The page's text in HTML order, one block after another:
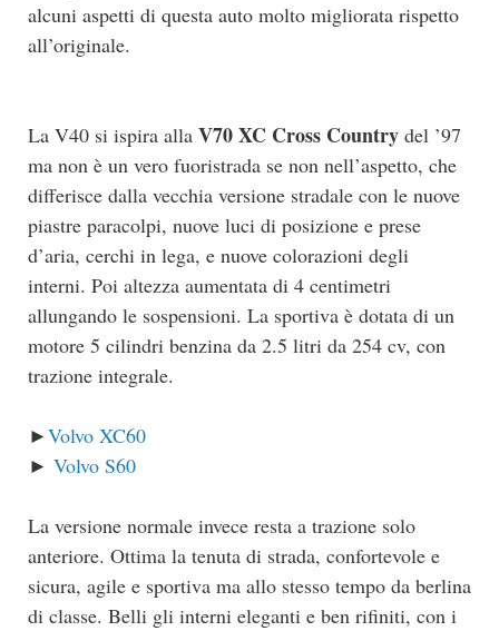
alcuni aspetti di questa auto molto migliorata rispetto
all’originale.
La V40 si ispira alla V70 XC Cross Country del ’97
ma non è un vero fuoristrada se non nell’aspetto, che
differisce dalla vecchia versione stradale con le nuove
piastre paracolpi, nuove luci di posizione e prese
d’aria, cerchi in lega, e nuove colorazioni degli
interni. Poi altezza aumentata di 4 centimetri
allungando le sospensioni. La sportiva è dotata di un
motore 5 cilindri benzina da 2.5 litri da 254 cv, con
trazione integrale.
►Volvo XC60
► Volvo S60
La versione normale invece resta a trazione solo
anteriore. Ottima la tenuta di strada, confortevole e
sicura, agile e sportiva ma allo stesso tempo da berlina
di classe. Belli gli interni eleganti e ben rifiniti, con i